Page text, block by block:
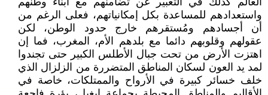
واستعدادهم للمساعدة بكل إمكانياتهم، فعلى الرغم من
أن أجسادهم ومُستقرهم خارج حدود الوطن، لكن
عقولهم وقلوبهم دائما مع بلدهم الأم، المغرب، فما إن
اهتزت الأرض من تحت جبال الأطلس الكبير حتى تجندوا
لمد يد العون لسكان المناطق المتضررة من الزلزال الذي
خلف خسائر كبيرة في الأرواح والممتلكات، خاصة في